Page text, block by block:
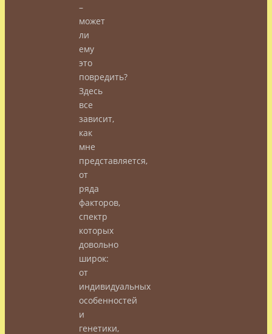
–
может
ли
ему
это
повредить?
Здесь
все
зависит,
как
мне
представляется,
от
ряда
факторов,
спектр
которых
довольно
широк:
от
индивидуальных
особенностей
и
генетики,